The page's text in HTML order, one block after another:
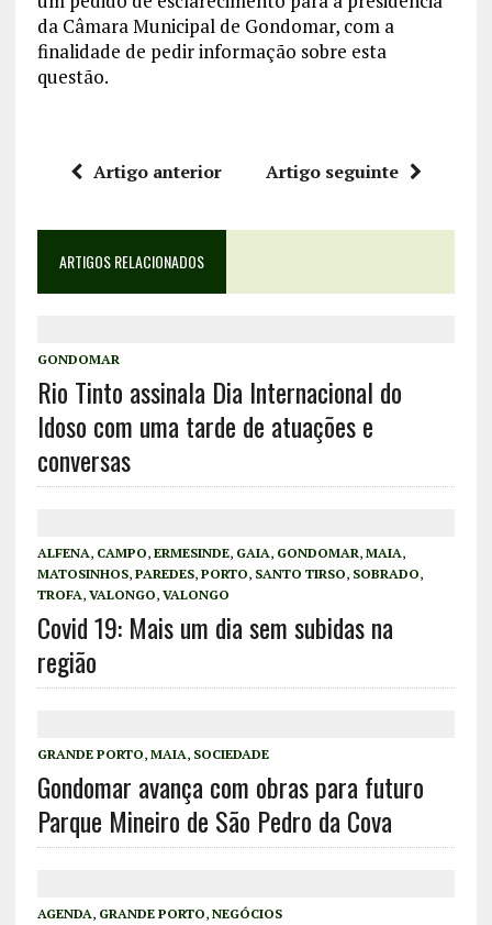
da Câmara Municipal de Gondomar, com a
finalidade de pedir informação sobre esta
questão.
Artigo anterior Artigo seguinte
ARTIGOS RELACIONADOS
GONDOMAR
Rio Tinto assinala Dia Internacional do
Idoso com uma tarde de atuações e
conversas
ALFENA, CAMPO, ERMESINDE, GAIA, GONDOMAR, MAIA,
MATOSINHOS, PAREDES, PORTO, SANTO TIRSO, SOBRADO,
TROFA, VALONGO, VALONGO
Covid 19: Mais um dia sem subidas na
região
GRANDE PORTO, MAIA, SOCIEDADE
Gondomar avança com obras para futuro
Parque Mineiro de São Pedro da Cova
AGENDA, GRANDE PORTO, NEGÓCIOS